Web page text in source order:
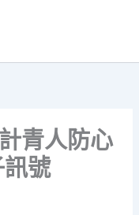
青人防心
訊號